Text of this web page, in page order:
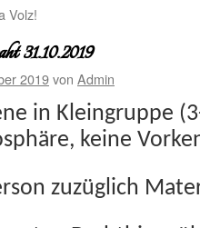
Volz!
31.10.2019
2019von Admin
in Kleingruppe
keine
zuzüglich